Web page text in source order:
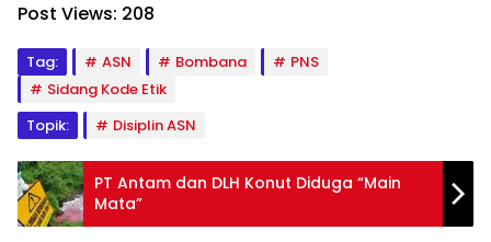
Post Views: 208
Tag: ASN Bombana
PNS
Sidang Kode Etik
Topik:
Disiplin ASN
PT Antam dan DLH Konut Diduga “Main
Mata”